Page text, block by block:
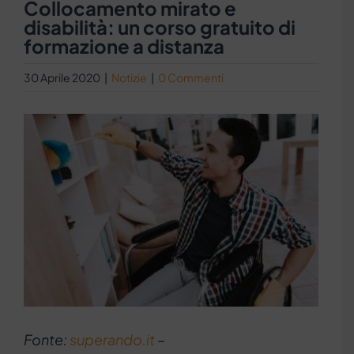
Collocamento mirato e
disabilità: un corso gratuito di
formazione a distanza
30 Aprile 2020 | Notizie | 0 Commenti
Ingrandisci
immagine
Fonte: superando.it –